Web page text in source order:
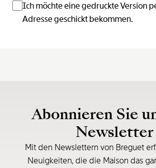
Ich möchte eine gedruckte Version
Adresse geschickt bekommen.
Abonnieren Sie
Newsletter
Mit den Newslettern von Breguet
Neuigkeiten, die die Maison das